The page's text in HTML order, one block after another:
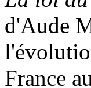
d'Aude
France